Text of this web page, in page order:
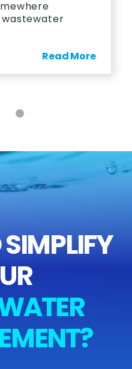
Read More